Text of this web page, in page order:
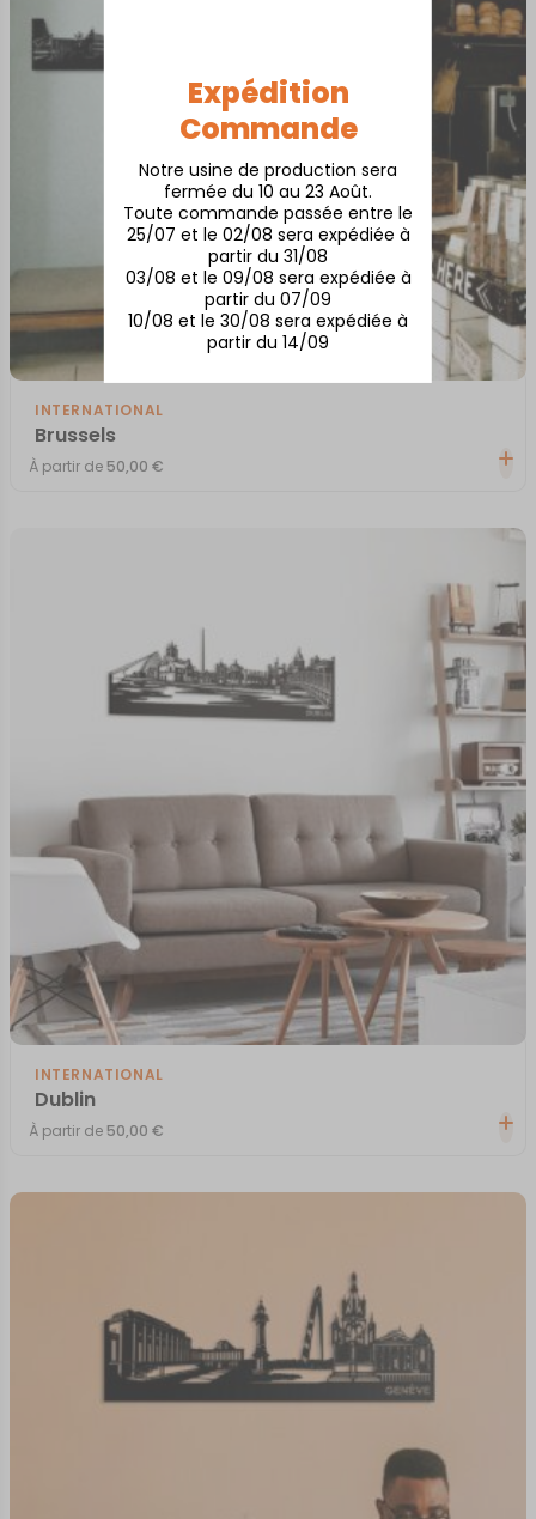
Expédition
Commande
Notre usine de production sera
fermée du 10 au 23 Août.
Toute commande passée entre le
25/07 et le 02/08 sera expédiée à
partir du 31/08
03/08 et le 09/08 sera expédiée à
partir du 07/09
10/08 et le 30/08 sera expédiée à
partir du 14/09
INTERNATIONAL
Brussels
À partir de 50,00 €
INTERNATIONAL
Dublin
À partir de 50,00 €